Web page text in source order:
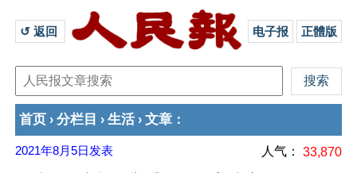
↺ 返回 电子报 正體版
首页 › 分栏目 › 生活 › 文章 ：
2021年8月5日 发表 人气： 33,870